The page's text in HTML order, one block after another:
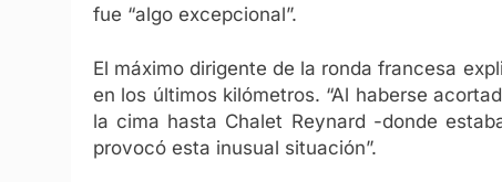
fue “algo excepcional”.
El máximo dirigente de la ronda francesa
en los últimos kilómetros. “Al haberse
la cima hasta Chalet Reynard -donde
provocó esta inusual situación”.